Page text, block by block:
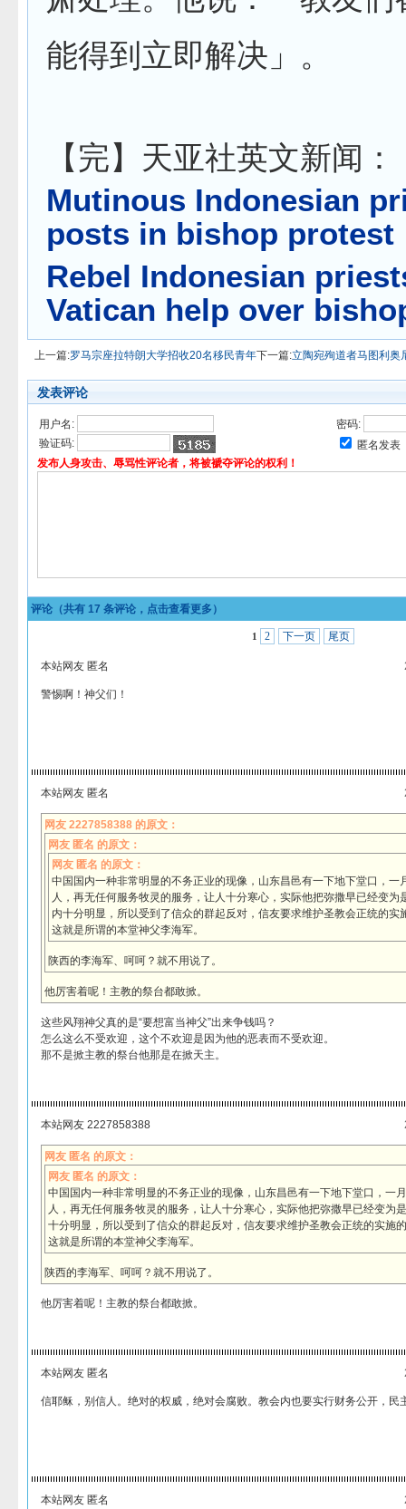
能得到立即解决」。
【完】天亚社英文新闻：
Mutinous Indonesian
posts in bishop protest
Rebel Indonesian
Vatican help over
上一篇:罗马宗座拉特朗大学招收20名移民青年下一篇:立陶宛殉道者马图利奥
发表评论
用户名:
密码:
验证码:
匿名发表
发布人身攻击、辱骂性评论者，将被褫夺评论的权利！
评论（共有 17 条评论，点击查看更多）
1 2 下一页 尾页
本站网友 匿名
警惕啊！神父们！
本站网友 匿名
网友 2227858388 的原文：
网友 匿名 的原文：
网友 匿名 的原文：
中国国内一种非常明显的不务正业的现像，山东昌邑有一下地下堂口，一
人，再无任何服务牧灵的服务，让人十分寒心，实际他把弥撒早已经变为
内十分明显，所以受到了信众的群起反对，信友要求维护圣教会正统的实
这就是所谓的本堂神父李海军。
陕西的李海军、呵呵？就不用说了。
他厉害着呢！主教的祭台都敢掀。
这些风翔神父真的是“要想富当神父”出来争钱吗？
怎么这么不受欢迎，这个不欢迎是因为他的恶表而不受欢迎。
那不是掀主教的祭台他那是在掀天主。
本站网友 2227858388
网友 匿名 的原文：
网友 匿名 的原文：
中国国内一种非常明显的不务正业的现像，山东昌邑有一下地下堂口，一
人，再无任何服务牧灵的服务，让人十分寒心，实际他把弥撒早已经变为
十分明显，所以受到了信众的群起反对，信友要求维护圣教会正统的实施
这就是所谓的本堂神父李海军。
陕西的李海军、呵呵？就不用说了。
他厉害着呢！主教的祭台都敢掀。
本站网友 匿名
信耶稣，别信人。绝对的权威，绝对会腐败。教会内也要实行财务公开，民
本站网友 匿名